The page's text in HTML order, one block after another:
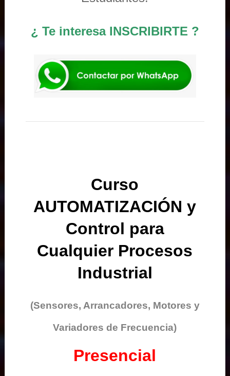
¿ Te interesa INSCRIBIRTE ?
Curso
AUTOMATIZACIÓN y
Control para
Cualquier Procesos
Industrial
(Sensores, Arrancadores, Motores y
Variadores de Frecuencia)
Presencial